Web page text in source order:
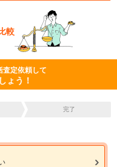
較
査定依頼して
ょう！
完了